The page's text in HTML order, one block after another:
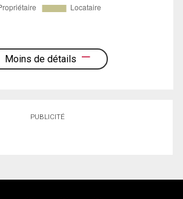
Moins de détails
PUBLICITÉ